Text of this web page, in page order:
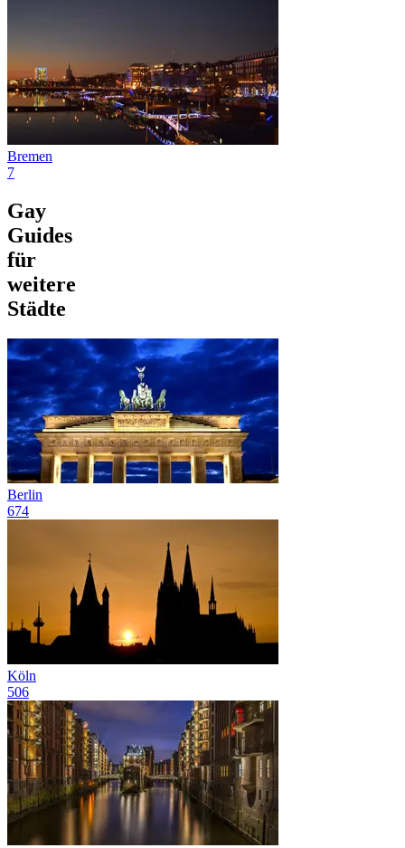
Bremen
7
Gay
Guides
für
weitere
Städte
Berlin
674
Köln
506